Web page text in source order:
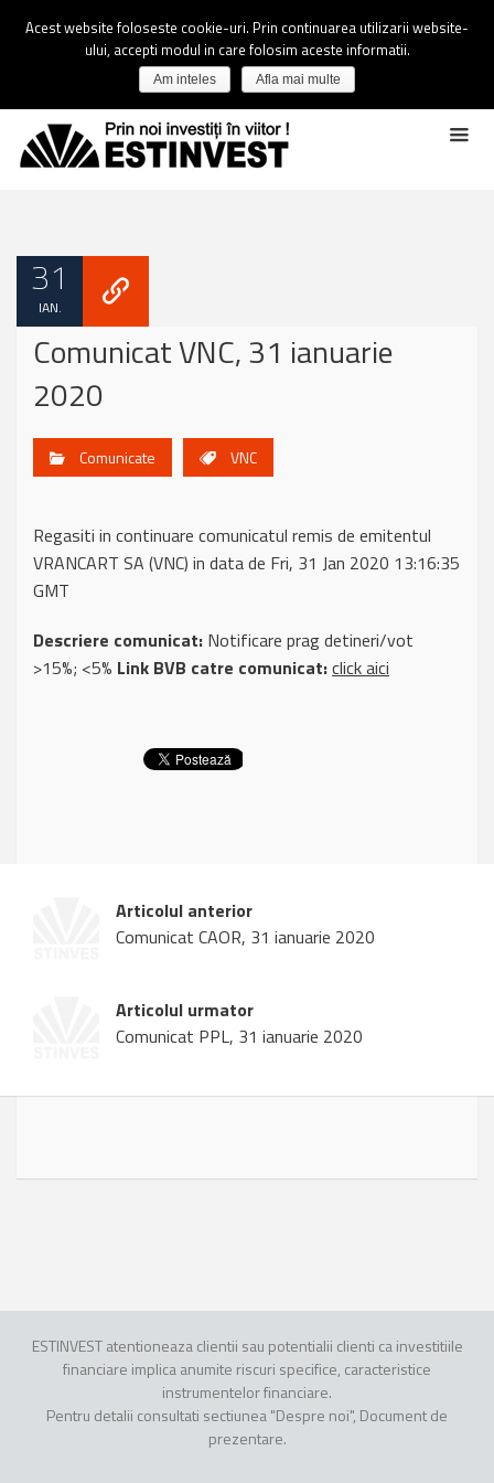
31
IAN.
Comunicat VNC, 31 ianuarie
2020
Comunicate VNC
Regasiti in continuare comunicatul remis de emitentul
VRANCART SA (VNC) in data de Fri, 31 Jan 2020 13:16:35
GMT
Descriere comunicat: Notificare prag detineri/vot
>15%; <5% Link BVB catre comunicat:click aici
Articolul anterior
Comunicat CAOR, 31 ianuarie 2020
Articolul urmator
Comunicat PPL, 31 ianuarie 2020
ESTINVEST atentioneaza clientii sau potentialii clienti ca investitiile
financiare implica anumite riscuri specifice, caracteristice
instrumentelor financiare.
Pentru detalii consultati sectiunea "Despre noi", Document de
prezentare.
Acest website foloseste cookie-uri. Prin continuarea utilizarii website-
ului, accepti modul in care folosim aceste informatii.
Am inteles Afla mai multe